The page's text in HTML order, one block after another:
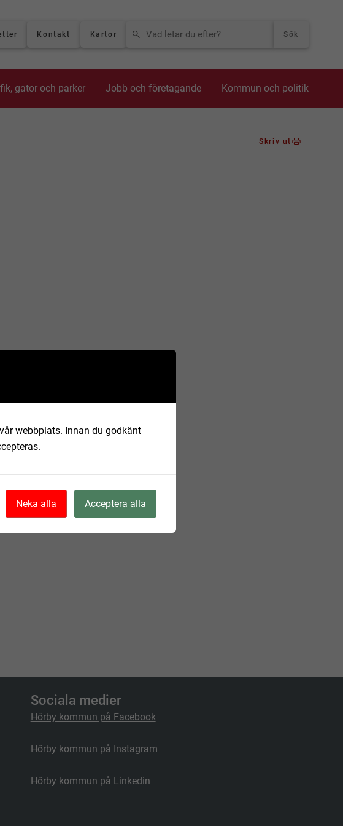
Kontakt Kartor Sök
gator och parker Jobb och företagande Kommun och politik
Skriv ut
Sociala medier
Hörby kommun på Facebook
Hörby kommun på Instagram
Hörby kommun på Linkedin
webbplats. Innan du godkänt
Neka alla Acceptera alla